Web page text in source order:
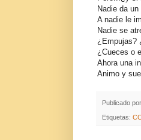
Nadie da
A nadie le
Nadie se
¿Empujas?
¿Cueces o
Ahora una
Animo y
Publicado por
Etiquetas: